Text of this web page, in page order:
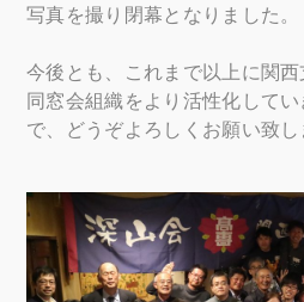
写真を撮り閉幕となりました。
今後とも、これまで以上に関西
同窓会組織をより活性化して
で、どうぞよろしくお願い致し